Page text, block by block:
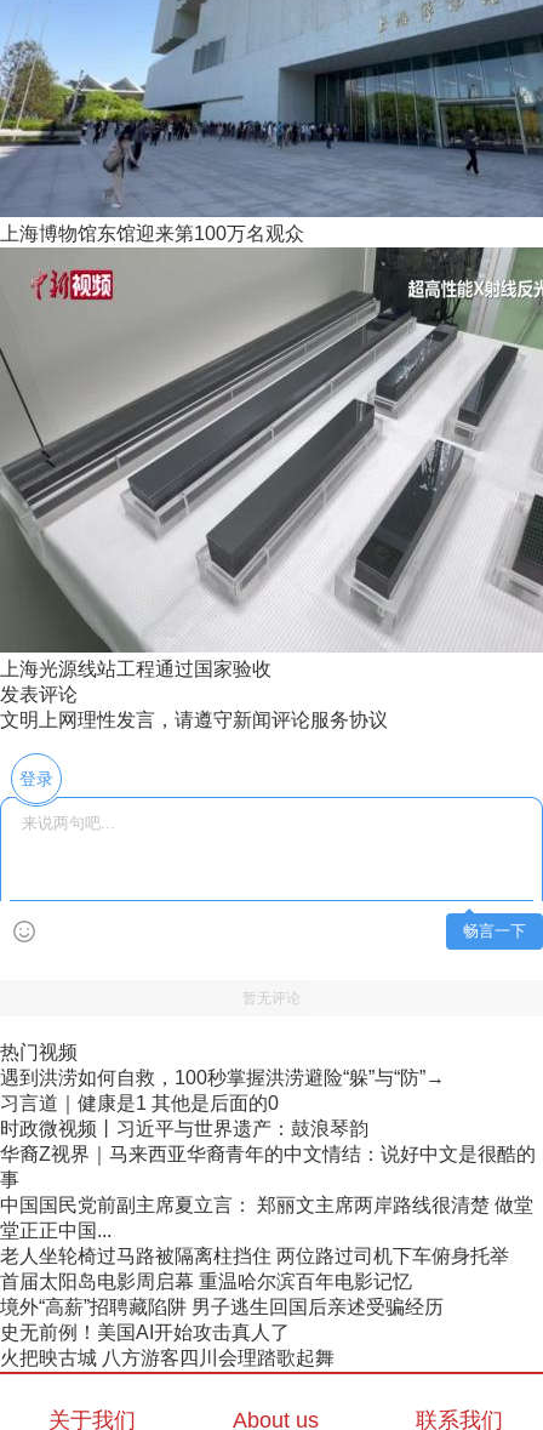
上海博物馆东馆迎来第100万名观众
上海光源线站工程通过国家验收
发表评论
文明上网理性发言，请遵守新闻评论服务协议
登录
畅言一下
暂无评论
热门视频
遇到洪涝如何自救，100秒掌握洪涝避险“躲”与“防”→
习言道｜健康是1 其他是后面的0
时政微视频丨习近平与世界遗产：鼓浪琴韵
华裔Z视界｜马来西亚华裔青年的中文情结：说好中文是很酷的
事
中国国民党前副主席夏立言： 郑丽文主席两岸路线很清楚 做堂
堂正正中国...
老人坐轮椅过马路被隔离柱挡住 两位路过司机下车俯身托举
首届太阳岛电影周启幕 重温哈尔滨百年电影记忆
境外“高薪”招聘藏陷阱 男子逃生回国后亲述受骗经历
史无前例！美国AI开始攻击真人了
火把映古城 八方游客四川会理踏歌起舞
关于我们 About us 联系我们